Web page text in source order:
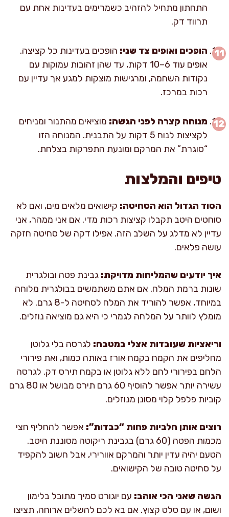
התחתון מתחיל להזהיב כשמרימים בעדינות אחת עם
תרווד דק.
הופכים ואופים צד שני: הופכים בעדינות כל קציצה.
אופים עוד 6–10 דקות, עד שהן זהובות עמוקות עם
נקודות השחמה, ומרגישות מוצקות למגע אך עדיין עם
רכות במרכז.
מנוחה קצרה לפני הגשה: מוציאים מהתנור ומניחים
לקציצות לנוח 5 דקות על התבנית. המנוחה הזו
“סוגרת” את המרקם ומונעת התפרקות בצלחת.
טיפים והמלצות
הסוד הגדול הוא הסחיטה: קישואים מלאים מים, ואם לא
סוחטים היטב תקבלו קציצות רכות מדי. אם אני ממהר, אני
עדיין לא מדלג על השלב הזה. אפילו דקה של סחיטה חזקה
עושה פלאים.
איך יודעים שהמליחות מדויקת: גבינת פטה ובולגרית
שונות ברמת המלח. אם אתם משתמשים בבולגרית מלוחה
במיוחד, אפשר להוריד את המלח לסחיטה ל-8 גרם. לא
מומלץ לוותר על המלחה לגמרי כי היא גם מוציאה נוזלים.
וריאציות שעובדות אצלי במטבח: לגרסה בלי גלוטן
מחליפים את הקמח בקמח אורז באותה כמות, ואת פירורי
הלחם בפירורי לחם ללא גלוטן או בקמח תירס דק. לגרסה
עשירה יותר אפשר להוסיף 60 גרם תירס מבושל או 80 גרם
קוביות פלפל קלוי מסונן מנוזלים.
רוצים אותן חלביות פחות “כבדות”: אפשר להחליף חצי
מכמות הפטה (60 גרם) בגבינת ריקוטה מסוננת היטב.
הטעם יהיה עדין יותר והמרקם אוורירי, אבל חשוב להקפיד
על סחיטה טובה של הקישואים.
הגשה שאני הכי אוהב: עם יוגורט סמיך מתובל בלימון
ושום, או עם סלט קצוץ. אם בא לכם להשלים ארוחה, תציצו